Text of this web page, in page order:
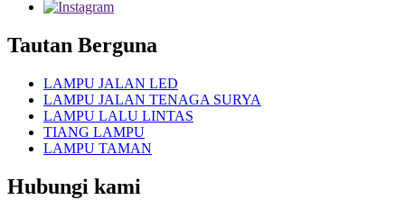
Tautan Berguna
LAMPU JALAN LED
LAMPU JALAN TENAGA SURYA
LAMPU LALU LINTAS
TIANG LAMPU
LAMPU TAMAN
Hubungi kami